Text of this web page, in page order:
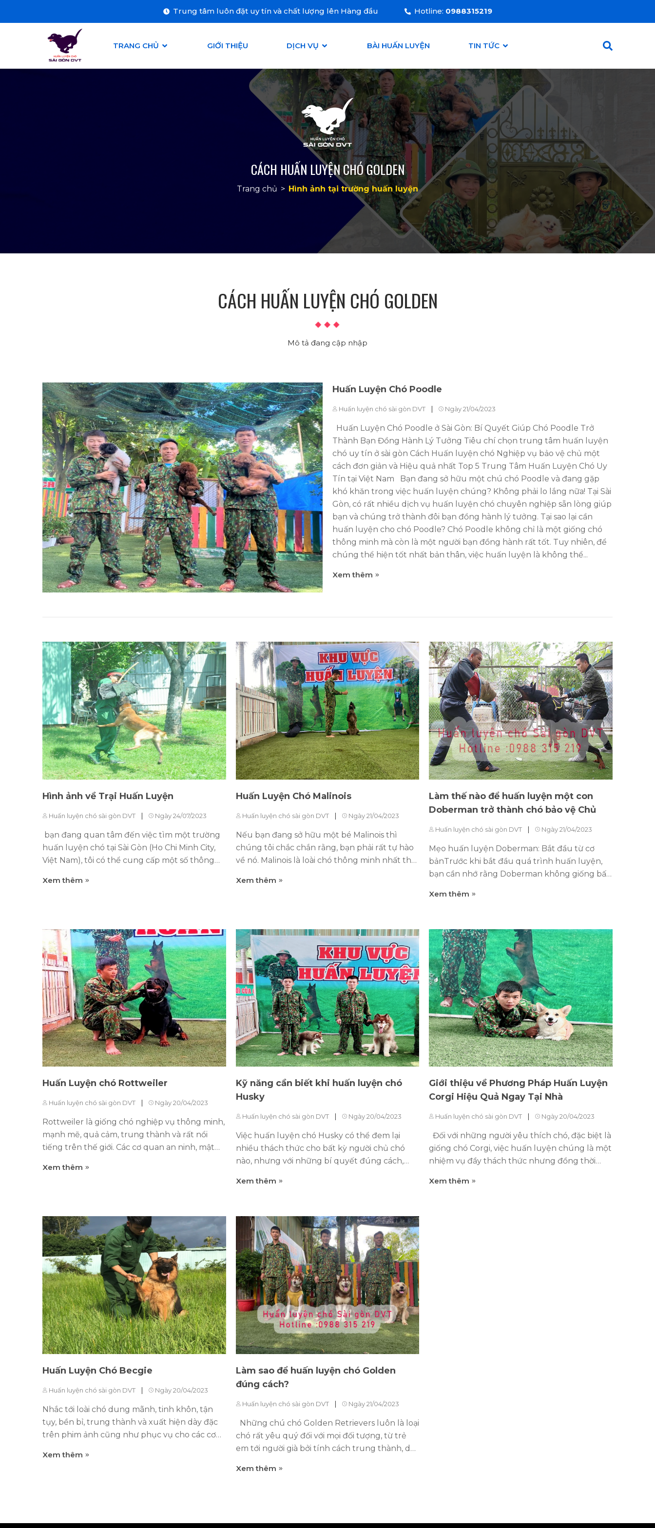
Trung tâm luôn đặt uy tín và chất lượng lên Hàng đầu Hotline: 0988315219
TRANG CHỦ GIỚI THIỆU DỊCH VỤ BÀI HUẤN LUYỆN TIN TỨC
CÁCH HUẤN LUYỆN CHÓ GOLDEN
Trang chủ > Hình ảnh tại trường huấn luyện
CÁCH HUẤN LUYỆN CHÓ GOLDEN
Mô tả đang cập nhập
Huấn Luyện Chó Poodle
Huấn luyện chó sài gòn DVT | Ngày 21/04/2023
Huấn Luyện Chó Poodle ở Sài Gòn: Bí Quyết Giúp Chó Poodle Trở
Thành Bạn Đồng Hành Lý Tưởng Tiêu chí chọn trung tâm huấn luyện
chó uy tín ở sài gòn Cách Huấn luyện chó Nghiệp vụ bảo vệ chủ một
cách đơn giản và Hiệu quả nhất Top 5 Trung Tâm Huấn Luyện Chó Uy
Tín tại Việt Nam Bạn đang sở hữu một chú chó Poodle và đang gặp
khó khăn trong việc huấn luyện chúng? Không phải lo lắng nữa! Tại Sài
Gòn, có rất nhiều dịch vụ huấn luyện chó chuyên nghiệp sẵn lòng giúp
bạn và chúng trở thành đôi bạn đồng hành lý tưởng. Tại sao lại cần
huấn luyện cho chó Poodle? Chó Poodle không chỉ là một giống chó
thông minh mà còn là một người bạn đồng hành rất tốt. Tuy nhiên, để
chúng thể hiện tốt nhất bản thân, việc huấn luyện là không thể...
Xem thêm
Hình ảnh về Trại Huấn Luyện
Huấn luyện chó sài gòn DVT | Ngày 24/07/2023
bạn đang quan tâm đến việc tìm một trường
huấn luyện chó tại Sài Gòn (Ho Chi Minh City,
Việt Nam), tôi có thể cung cấp một số thông
Nhất về huấn luyện chó DVT Dịch vụ huấn
vi không mong muốn, và nhiều hơn nữa. Đội
ngũ huấn luyện viên: Một trường huấn luyện
chó đáng tin cậy thường có đội ngũ huấn
luyện viên chuyên nghiệp, có kinh nghiệm và
đủ kiến thức để đảm bảo việc huấn luyện chó
diễn ra hiệu quả. Đào tạo cá nhân: Một số
trường huấn luyện chó cung cấp dịch vụ đào
tạo cá nhân, giúp đáp ứng nhu cầu cụ thể của
chó và chủ sở hữu. Cơ sở...
Xem thêm
Huấn Luyện Chó Malinois
Huấn luyện chó sài gòn DVT | Ngày 21/04/2023
Nếu bạn đang sở hữu một bé Malinois thì
chúng tôi chắc chắn rằng, bạn phải rất tự hào
về nó. Malinois là loài chó thông minh nhất thế
người mà không cần hiệu lệnh bằng tay.
tận tụy. Malinois là giống chó can đảm và trách
nhiệm, luôn coi việc bảo vệ các thành viên
trong gia đình bạn là một nhiệm vụ mà nó phải
phục tùng. 1. Bạn lo lắng điều gì khi nuôi
dưỡng chú chó thông minh tuyệt đỉnh này?
Dĩ nhiên, nuôi một chú Malinois cũng khiến
nhiều người lo lắng. Bởi nó được mệnh danh là
những tên lửa có răng, là những chú chó
nghiệp vụ với...
Xem thêm
Làm thế nào để huấn luyện một con
Doberman trở thành chó bảo vệ Chủ
Huấn luyện chó sài gòn DVT | Ngày 21/04/2023
Mẹo huấn luyện Doberman: Bắt đầu từ cơ
bảnTrước khi bắt đầu quá trình huấn luyện,
bạn cần nhớ rằng Doberman không giống bất
chó này có tính cách riêng, đòi hỏi sự quan
DobermanHuấn luyện Doberman là một
giống chó rất thông minh và học hỏi nhanh
chóng. Họ yêu thích việc tìm hiểu và thử
thách trí thông minh của mình. Vì vậy, việc tìm
hiểu về bản chất của chúng giúp chúng ta
hiểu rõ hơn về cách huấn luyện họ một cách
hiệu quả.Ví dụ cụ thể, Doberman cần được
huấn luyện một cách tích cực, dựa trên sự
khen ngợi và thưởng, thay vì sự trừng phạt.
Cách tiếp cận này giúp học hỏi trở nên đầy...
Xem thêm
Huấn Luyện chó Rottweiler
Huấn luyện chó sài gòn DVT | Ngày 20/04/2023
Rottweiler là giống chó nghiệp vụ thông minh,
mạnh mẽ, quả cảm, trung thành và rất nổi
tiếng trên thế giới. Các cơ quan an ninh, mật
một chiến binh đã nói lên những phẩm chất
toàn cho bạn và gia đình không? Nó có giúp
bảo vệ chủ và tài sản không? Chúng tôi cam
đoan với các bạn là các bạn đang lo sợ. Điều
này rất bình thường và chúng tôi thấu hiểu
nỗi lo đó của các bạn. Bạn không thể yên tâm
khi trong nhà có một con chó to lớn với hàm
răng khỏe, khá trầm tư và đôi khi lầm lỳ. Nỗi sợ
càng lớn hơn đối...
Xem thêm
Kỹ năng cần biết khi huấn luyện chó
Husky
Huấn luyện chó sài gòn DVT | Ngày 20/04/2023
Việc huấn luyện chó Husky có thể đem lại
nhiều thách thức cho bất kỳ người chủ chó
nào, nhưng với những bí quyết đúng cách,
ngoan ngoãn và trung thành. Đừng bỏ lỡ cơ
đây! Lý do nên chọn huấn luyện chó husky 1.
Tính cách đặc biệt của chó husky Chó husky
được biết đến với tính cách độc đáo và thông
minh. Chúng thường rất hoạt bát, thích chạy
nhảy và rất thích kết bạn với con người. Tính
cách nghịch ngợm và tò mò của chúng cũng
đòi hỏi một phương pháp huấn luyện đặc biệt
để tạo ra sự hợp tác và hiểu biết giữa chó và
người. 2. Cần thiết để kiểm soát hành vi Với
sức mạnh và sự nhanh nhạy...
Xem thêm
Giới thiệu về Phương Pháp Huấn Luyện
Corgi Hiệu Quả Ngay Tại Nhà
Huấn luyện chó sài gòn DVT | Ngày 20/04/2023
Đối với những người yêu thích chó, đặc biệt là
giống chó Corgi, việc huấn luyện chúng là một
nhiệm vụ đầy thách thức nhưng đồng thời
hình đáng yêu, tính cách hoạt bát, nhưng
Xem thêm
Huấn Luyện Chó Becgie
Huấn luyện chó sài gòn DVT | Ngày 20/04/2023
Nhắc tới loài chó dung mãnh, tinh khôn, tận
tụy, bền bỉ, trung thành và xuất hiện dày đặc
trên phim ảnh cũng như phục vụ cho các cơ
Becgie luôn đứng ở vị trí số 1. 1. "10 Bí quyết
tạo chó Becgie: Cần biết những điều gì?" 5. "5
Xem thêm
Làm sao để huấn luyện chó Golden
đúng cách?
Huấn luyện chó sài gòn DVT | Ngày 21/04/2023
Những chú chó Golden Retrievers luôn là loại
chó rất yêu quý đối với mọi đối tượng, từ trẻ
em tới người già bởi tính cách trung thành, dễ
nhiên, để có được một chú Golden Retrievers
quả nhất để huấn luyện chó Golden đúng
Xem thêm